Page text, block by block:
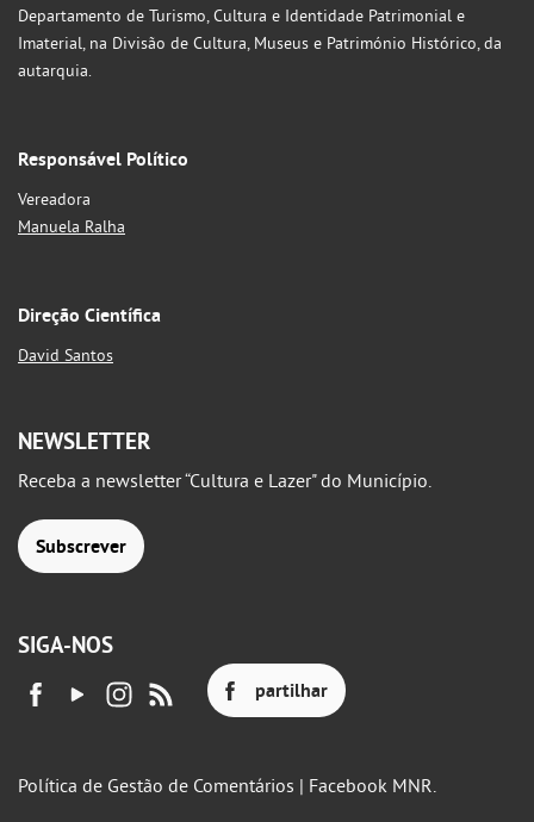
Departamento de Turismo, Cultura e Identidade Patrimonial e
Imaterial, na Divisão de Cultura, Museus e Património Histórico, da
autarquia.
Responsável Político
Vereadora
Manuela Ralha
Direção Científica
David Santos
NEWSLETTER
Receba a newsletter “Cultura e Lazer" do Município.
Subscrever
SIGA-NOS
partilhar
Política de Gestão de Comentários | Facebook MNR.